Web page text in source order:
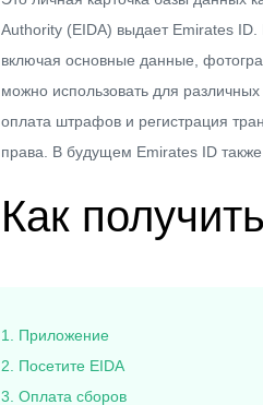
Authority (EIDA) выдает Emirates
включая основные данные,
можно использовать для
оплата штрафов и регистрация
права. В будущем Emirates ID
Как
1. Приложение
2. Посетите EIDA
3. Оплата сборов